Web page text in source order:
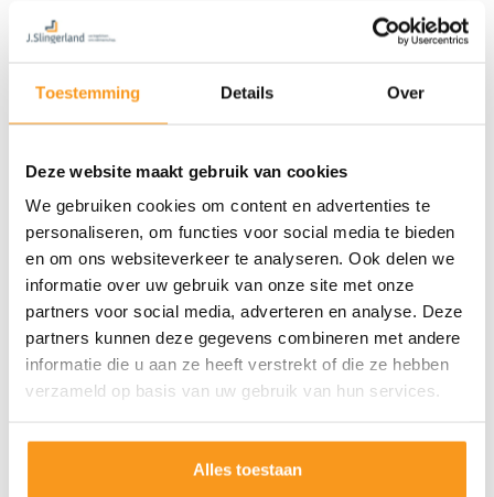
Toestemming Details Over
Deze website maakt gebruik van cookies
We gebruiken cookies om content en advertenties te
personaliseren, om functies voor social media te bieden
en om ons websiteverkeer te analyseren. Ook delen we
informatie over uw gebruik van onze site met onze
partners voor social media, adverteren en analyse. Deze
partners kunnen deze gegevens combineren met andere
informatie die u aan ze heeft verstrekt of die ze hebben
verzameld op basis van uw gebruik van hun services.
Alles toestaan